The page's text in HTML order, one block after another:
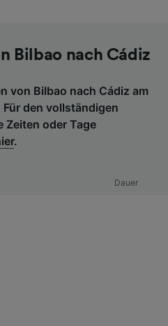
Bilbao nach Cádiz
von Bilbao nach Cádiz am
den vollständigen
Zeiten oder Tage
.
Dauer